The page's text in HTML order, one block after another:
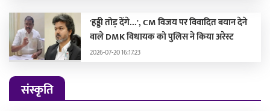
'हड्डी तोड़ देंगे...', CM विजय पर विवादित बयान देने
वाले DMK विधायक को पुलिस ने किया अरेस्ट
2026-07-20 16:17:23
संस्कृति